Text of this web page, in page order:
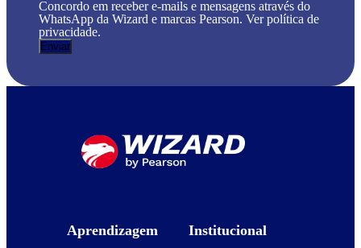
Concordo em receber e-mails e mensagens através do
WhatsApp da Wizard e marcas Pearson. Ver política de
privacidade.
Aprendizagem Institucional